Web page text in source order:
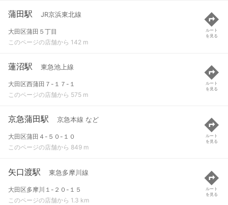
蒲田駅 JR京浜東北線
大田区蒲田５丁目
このページの店舗から 142 m
ルート
を見る
蓮沼駅 東急池上線
大田区西蒲田７-１７-１
このページの店舗から 575 m
ルート
を見る
京急蒲田駅 京急本線 など
大田区蒲田４-５０-１０
このページの店舗から 849 m
ルート
を見る
矢口渡駅 東急多摩川線
大田区多摩川１-２０-１５
このページの店舗から 1.3 km
ルート
を見る